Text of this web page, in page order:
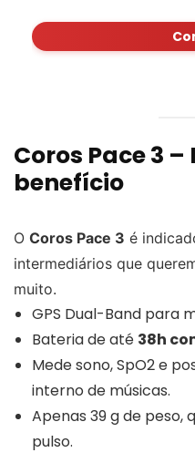
Coros Pace 3
benefício
O Coros Pace 3 é
intermediários que
muito.
GPS Dual-Band para
Bateria de até 38h
Mede sono, SpO2 e
interno de músicas.
Apenas 39 g de
pulso.